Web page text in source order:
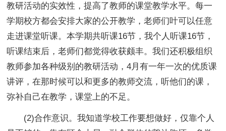
教研活动的实效性，提高了教师的课堂教学水平。每一
学期校方都会安排大家的公开教学，老师们叶可以任意
走进课堂听课。本学期共听课16节，我个人听课16节，
听课结束后，老师们都觉得收获颇丰。我们还积极组织
教师参加各种级别的教研活动，4月有一年一次的优质课
讲评，在那时候可以和更多的教师交流，听他们的课，
弥补自己在教学，课堂上的不足。
(2)合作意识。我知道学校工作要想做好，仅靠个人